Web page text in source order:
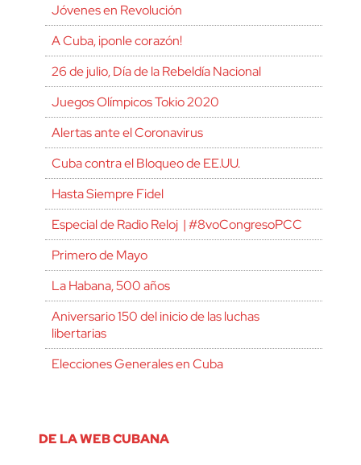
Jóvenes en Revolución
A Cuba, ¡ponle corazón!
26 de julio, Día de la Rebeldía Nacional
Juegos Olímpicos Tokio 2020
Alertas ante el Coronavirus
Cuba contra el Bloqueo de EE.UU.
Hasta Siempre Fidel
Especial de Radio Reloj | #8voCongresoPCC
Primero de Mayo
La Habana, 500 años
Aniversario 150 del inicio de las luchas
libertarias
Elecciones Generales en Cuba
DE LA WEB CUBANA